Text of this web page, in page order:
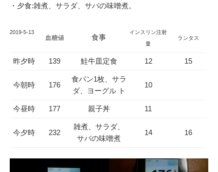
・夕食:雑煮、サラダ、サバの味噌煮。
2019-5-13
血糖値 食事
インスリン注射
量
ランタス
昨夕時 139 鮭牛皿定食 12 15
今朝時 176
食パン1枚、サラ
ダ、ヨーグル ト
10
今昼時 177 親子丼 11
今夕時 232
雑煮、サラダ、
サバの味噌煮
14 16